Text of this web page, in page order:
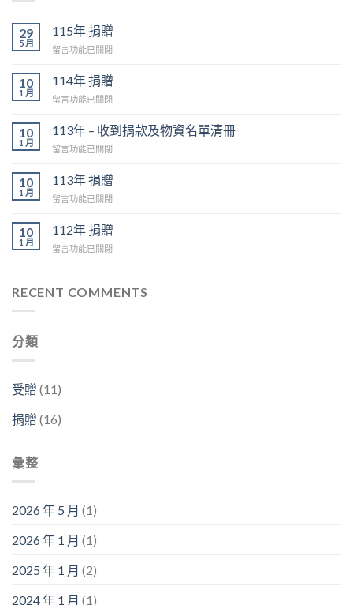
29
5 月
115年 捐贈
在
年
捐
贈〉
留言功能已關閉
10
1 月
114年 捐贈
在
年
捐
贈〉
留言功能已關閉
10
1 月
113年 – 收到捐款及物資名單清冊
在
年
–
收
捐
款
及
名
留言功能已關閉
10
1 月
113年 捐贈
在
年
捐
贈〉
留言功能已關閉
10
1 月
112年 捐贈
在
捐
留言功能已關閉
RECENT COMMENTS
分類
受贈 (11)
捐贈 (16)
彙整
2026 年 5 月 (1)
2026 年 1 月 (1)
2025 年 1 月 (2)
2024 年 1 月 (1)